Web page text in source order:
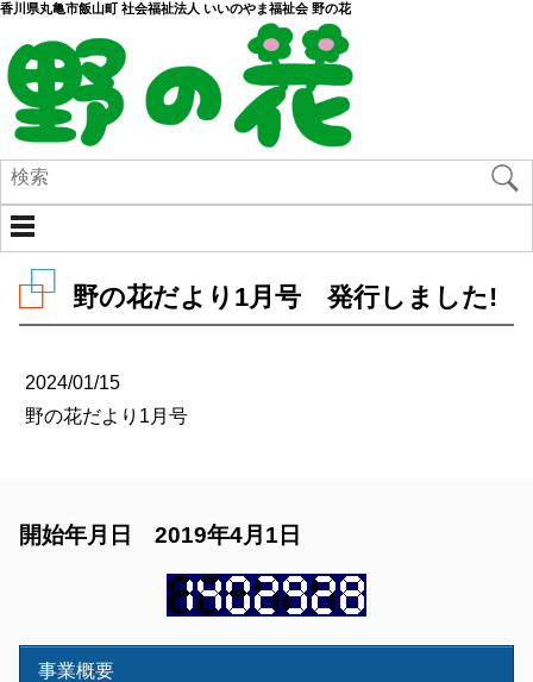
香川県丸亀市飯山町 社会福祉法人 いいのやま福祉会 野の花
野の花だより1月号 発行しました!
2024/01/15
野の花だより1月号
開始年月日 2019年4月1日
事業概要